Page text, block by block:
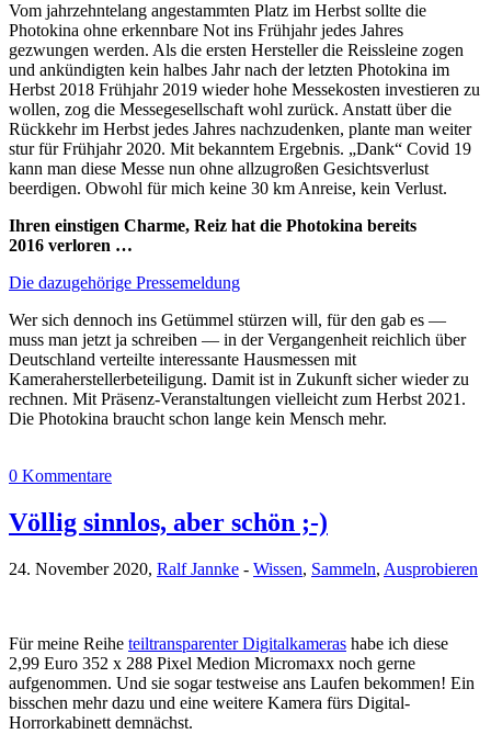
Vom jahrzehntelang angestammten Platz im Herbst sollte die
Photokina ohne erkennbare Not ins Frühjahr jedes Jahres
gezwungen werden. Als die ersten Hersteller die Reissleine zogen
und ankündigten kein halbes Jahr nach der letzten Photokina im
Herbst 2018 Frühjahr 2019 wieder hohe Messekosten investieren zu
wollen, zog die Messegesellschaft wohl zurück. Anstatt über die
Rückkehr im Herbst jedes Jahres nachzudenken, plante man weiter
stur für Frühjahr 2020. Mit bekanntem Ergebnis. „Dank“ Covid 19
kann man diese Messe nun ohne allzugroßen Gesichtsverlust
beerdigen. Obwohl für mich keine 30 km Anreise, kein Verlust.
Ihren einstigen Charme, Reiz hat die Photokina bereits
2016 verloren …
Die dazugehörige Pressemeldung
Wer sich dennoch ins Getümmel stürzen will, für den gab es —
muss man jetzt ja schreiben — in der Vergangenheit reichlich über
Deutschland verteilte interessante Hausmessen mit
Kameraherstellerbeteiligung. Damit ist in Zukunft sicher wieder zu
rechnen. Mit Präsenz-Veranstaltungen vielleicht zum Herbst 2021.
Die Photokina braucht schon lange kein Mensch mehr.
0 Kommentare
Völlig sinnlos, aber schön ;-)
24. November 2020, Ralf Jannke - Wissen, Sammeln, Ausprobieren
Für meine Reihe teiltransparenter Digitalkameras habe ich diese
2,99 Euro 352 x 288 Pixel Medion Micromaxx noch gerne
aufgenommen. Und sie sogar testweise ans Laufen bekommen! Ein
bisschen mehr dazu und eine weitere Kamera fürs Digital-
Horrorkabinett demnächst.